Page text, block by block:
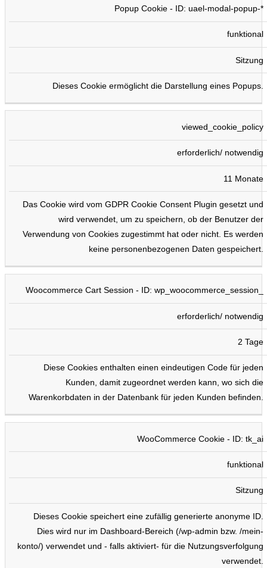
Popup Cookie - ID: uael-modal-popup-*
funktional
Sitzung
Dieses Cookie ermöglicht die Darstellung eines Popups.
viewed_cookie_policy
erforderlich/ notwendig
11 Monate
Das Cookie wird vom GDPR Cookie Consent Plugin gesetzt und
wird verwendet, um zu speichern, ob der Benutzer der
Verwendung von Cookies zugestimmt hat oder nicht. Es werden
keine personenbezogenen Daten gespeichert.
Woocommerce Cart Session - ID: wp_woocommerce_session_
erforderlich/ notwendig
2 Tage
Diese Cookies enthalten einen eindeutigen Code für jeden
Kunden, damit zugeordnet werden kann, wo sich die
Warenkorbdaten in der Datenbank für jeden Kunden befinden.
WooCommerce Cookie - ID: tk_ai
funktional
Sitzung
Dieses Cookie speichert eine zufällig generierte anonyme ID.
Dies wird nur im Dashboard-Bereich (/wp-admin bzw. /mein-
konto/) verwendet und - falls aktiviert- für die Nutzungsverfolgung
verwendet.